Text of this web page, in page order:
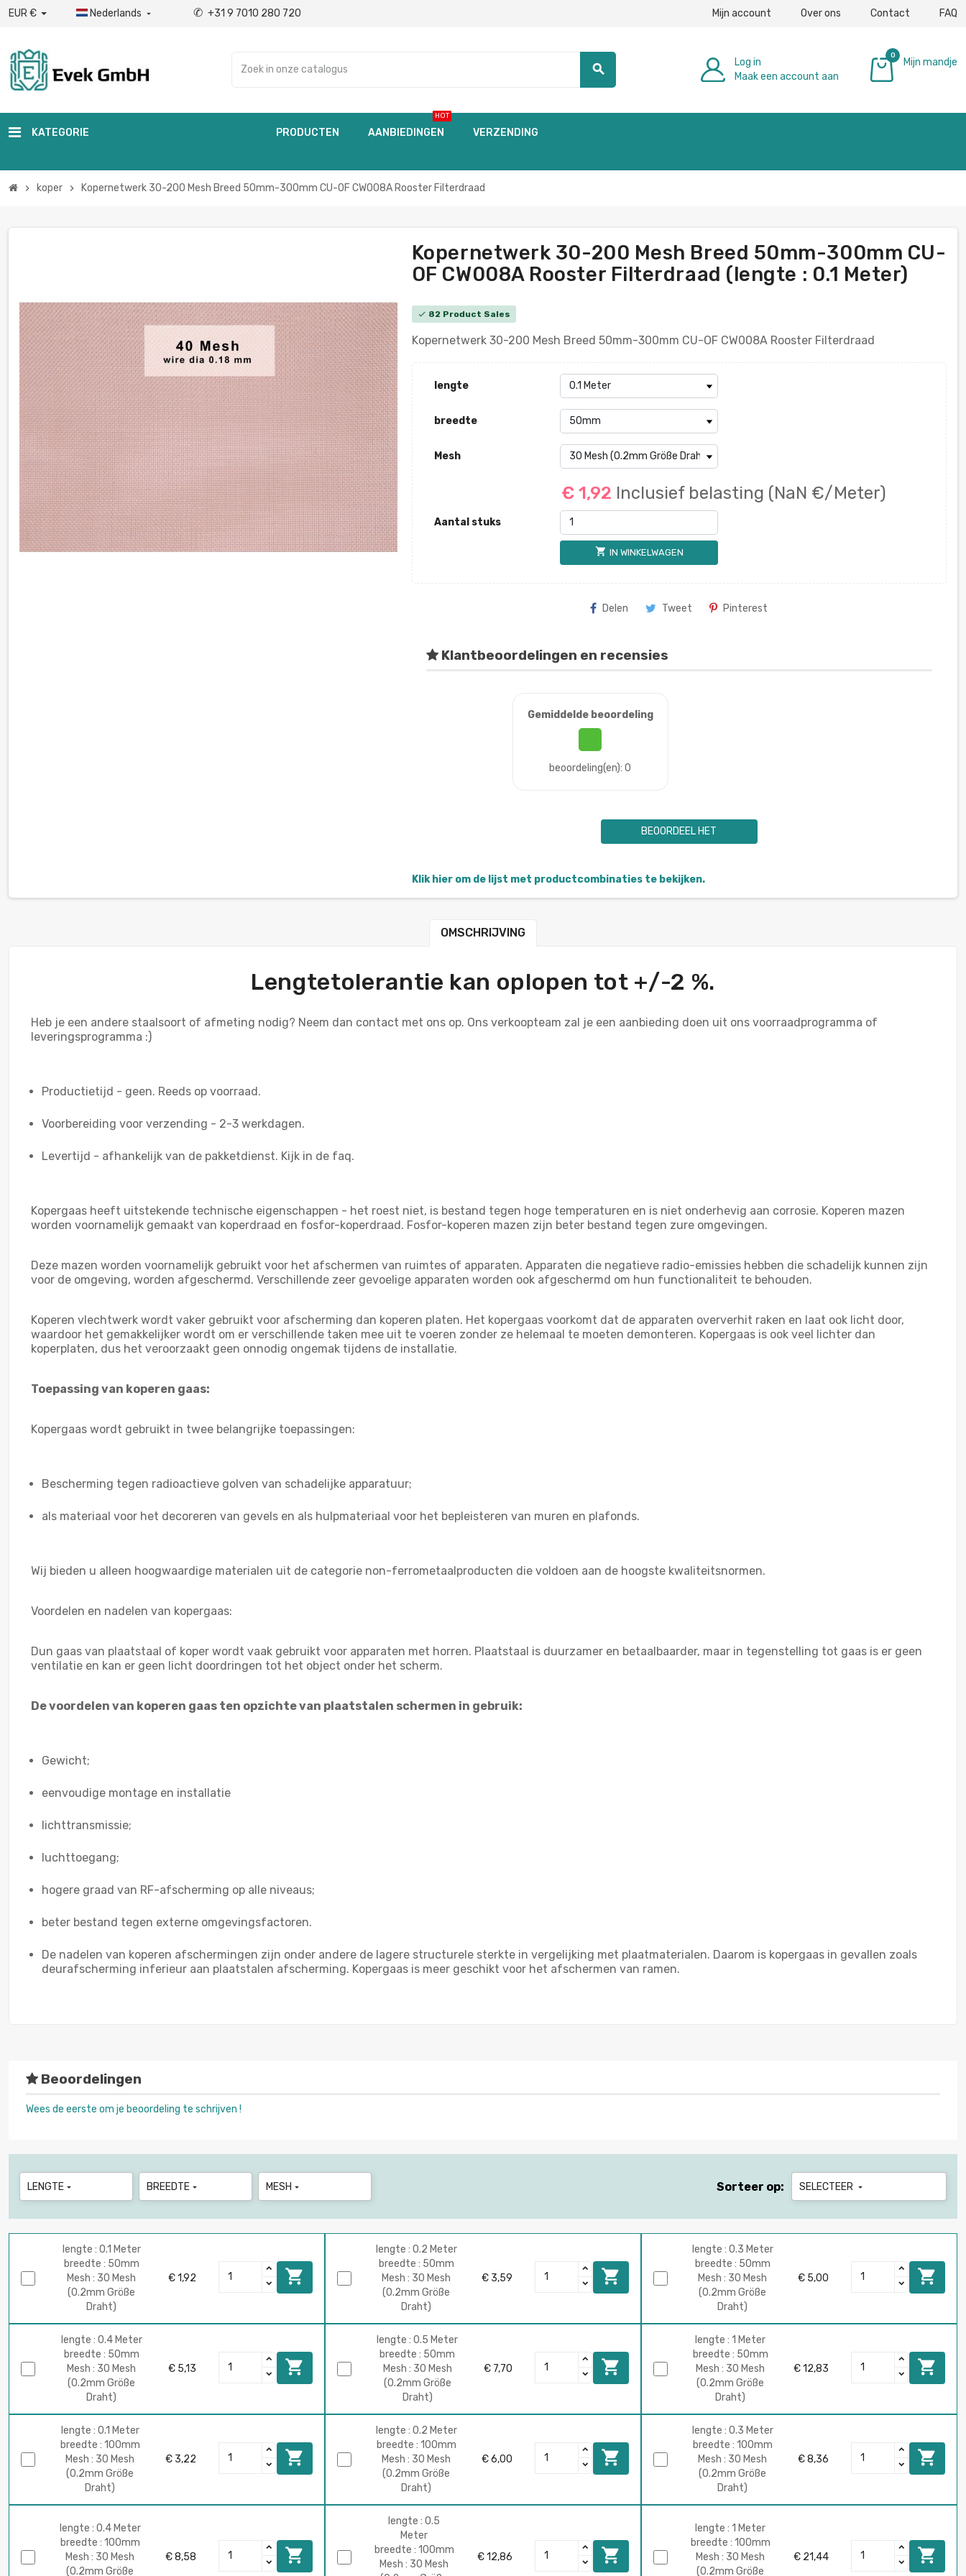
EUR € Nederlands  ✆ +31 9 7010 280 720 Mijn account Over ons Contact FAQ
search
Log in
Maak een account aan
0
Mijn mandje
KATEGORIE PRODUCTEN AANBIEDINGEN
HOT
VERZENDING
chevron_right koper chevron_right Kopernetwerk 30-200 Mesh Breed 50mm-300mm СU-OF CW008A Rooster Filterdraad
Kopernetwerk 30-200 Mesh Breed 50mm-300mm СU-
OF CW008A Rooster Filterdraad (lengte : 0.1 Meter)
check 82 Product Sales
Kopernetwerk 30-200 Mesh Breed 50mm-300mm СU-OF CW008A Rooster Filterdraad
lengte
breedte
Mesh
€ 1,92 Inclusief belasting (NaN €/Meter)
Aantal stuks
shopping_cart IN WINKELWAGEN
Delen Tweet Pinterest
Klantbeoordelingen en recensies
Gemiddelde beoordeling
beoordeling(en): 0
BEOORDEEL HET
Klik hier om de lijst met productcombinaties te bekijken.
OMSCHRIJVING
Lengtetolerantie kan oplopen tot +/-2 %.
Heb je een andere staalsoort of afmeting nodig? Neem dan contact met ons op. Ons verkoopteam zal je een aanbieding doen uit ons voorraadprogramma of
leveringsprogramma :)
Productietijd - geen. Reeds op voorraad.
Voorbereiding voor verzending - 2-3 werkdagen.
Levertijd - afhankelijk van de pakketdienst. Kijk in de faq.
Kopergaas heeft uitstekende technische eigenschappen - het roest niet, is bestand tegen hoge temperaturen en is niet onderhevig aan corrosie. Koperen mazen
worden voornamelijk gemaakt van koperdraad en fosfor-koperdraad. Fosfor-koperen mazen zijn beter bestand tegen zure omgevingen.
Deze mazen worden voornamelijk gebruikt voor het afschermen van ruimtes of apparaten. Apparaten die negatieve radio-emissies hebben die schadelijk kunnen zijn
voor de omgeving, worden afgeschermd. Verschillende zeer gevoelige apparaten worden ook afgeschermd om hun functionaliteit te behouden.
Koperen vlechtwerk wordt vaker gebruikt voor afscherming dan koperen platen. Het kopergaas voorkomt dat de apparaten oververhit raken en laat ook licht door,
waardoor het gemakkelijker wordt om er verschillende taken mee uit te voeren zonder ze helemaal te moeten demonteren. Kopergaas is ook veel lichter dan
koperplaten, dus het veroorzaakt geen onnodig ongemak tijdens de installatie.
Toepassing van koperen gaas:
Kopergaas wordt gebruikt in twee belangrijke toepassingen:
Bescherming tegen radioactieve golven van schadelijke apparatuur;
als materiaal voor het decoreren van gevels en als hulpmateriaal voor het bepleisteren van muren en plafonds.
Wij bieden u alleen hoogwaardige materialen uit de categorie non-ferrometaalproducten die voldoen aan de hoogste kwaliteitsnormen.
Voordelen en nadelen van kopergaas:
Dun gaas van plaatstaal of koper wordt vaak gebruikt voor apparaten met horren. Plaatstaal is duurzamer en betaalbaarder, maar in tegenstelling tot gaas is er geen
ventilatie en kan er geen licht doordringen tot het object onder het scherm.
De voordelen van koperen gaas ten opzichte van plaatstalen schermen in gebruik:
Gewicht;
eenvoudige montage en installatie
lichttransmissie;
luchttoegang;
hogere graad van RF-afscherming op alle niveaus;
beter bestand tegen externe omgevingsfactoren.
De nadelen van koperen afschermingen zijn onder andere de lagere structurele sterkte in vergelijking met plaatmaterialen. Daarom is kopergaas in gevallen zoals
deurafscherming inferieur aan plaatstalen afscherming. Kopergaas is meer geschikt voor het afschermen van ramen.
Beoordelingen
Wees de eerste om je beoordeling te schrijven !
LENGTE  BREEDTE  MESH  Sorteer op: SELECTEER 
lengte : 0.1 Meter
breedte : 50mm
Mesh : 30 Mesh
(0.2mm Größe
Draht)
€ 1,92 
lengte : 0.2 Meter
breedte : 50mm
Mesh : 30 Mesh
(0.2mm Größe
Draht)
€ 3,59 
lengte : 0.3 Meter
breedte : 50mm
Mesh : 30 Mesh
(0.2mm Größe
Draht)
€ 5,00 
lengte : 0.4 Meter
breedte : 50mm
Mesh : 30 Mesh
(0.2mm Größe
Draht)
€ 5,13 
lengte : 0.5 Meter
breedte : 50mm
Mesh : 30 Mesh
(0.2mm Größe
Draht)
€ 7,70 
lengte : 1 Meter
breedte : 50mm
Mesh : 30 Mesh
(0.2mm Größe
Draht)
€ 12,83 
lengte : 0.1 Meter
breedte : 100mm
Mesh : 30 Mesh
(0.2mm Größe
Draht)
€ 3,22 
lengte : 0.2 Meter
breedte : 100mm
Mesh : 30 Mesh
(0.2mm Größe
Draht)
€ 6,00 
lengte : 0.3 Meter
breedte : 100mm
Mesh : 30 Mesh
(0.2mm Größe
Draht)
€ 8,36 
lengte : 0.4 Meter
breedte : 100mm
Mesh : 30 Mesh
(0.2mm Größe
€ 8,58 
lengte : 0.5
Meter
breedte : 100mm
Mesh : 30 Mesh
€ 12,86 
lengte : 1 Meter
breedte : 100mm
Mesh : 30 Mesh
(0.2mm Größe
€ 21,44 